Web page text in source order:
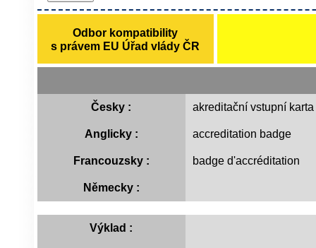
Odbor kompatibility
s právem EU Úřad vlády ČR
Česky : akreditační vstupní karta
Anglicky : accreditation badge
Francouzsky : badge d'accréditation
Německy :
Výklad :